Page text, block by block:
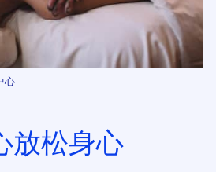
心
放松身心